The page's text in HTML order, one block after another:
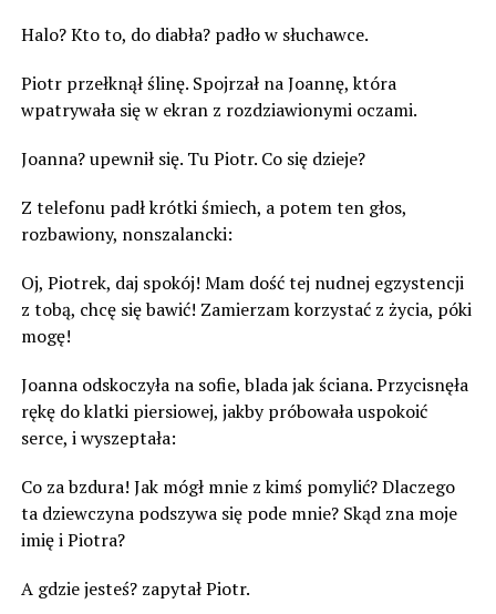
Halo? Kto to, do diabła? padło w słuchawce.
Piotr przełknął ślinę. Spojrzał na Joannę, która
wpatrywała się w ekran z rozdziawionymi oczami.
Joanna? upewnił się. Tu Piotr. Co się dzieje?
Z telefonu padł krótki śmiech, a potem ten głos,
rozbawiony, nonszalancki:
Oj, Piotrek, daj spokój! Mam dość tej nudnej egzystencji
z tobą, chcę się bawić! Zamierzam korzystać z życia, póki
mogę!
Joanna odskoczyła na sofie, blada jak ściana. Przycisnęła
rękę do klatki piersiowej, jakby próbowała uspokoić
serce, i wyszeptała:
Co za bzdura! Jak mógł mnie z kimś pomylić? Dlaczego
ta dziewczyna podszywa się pode mnie? Skąd zna moje
imię i Piotra?
A gdzie jesteś? zapytał Piotr.